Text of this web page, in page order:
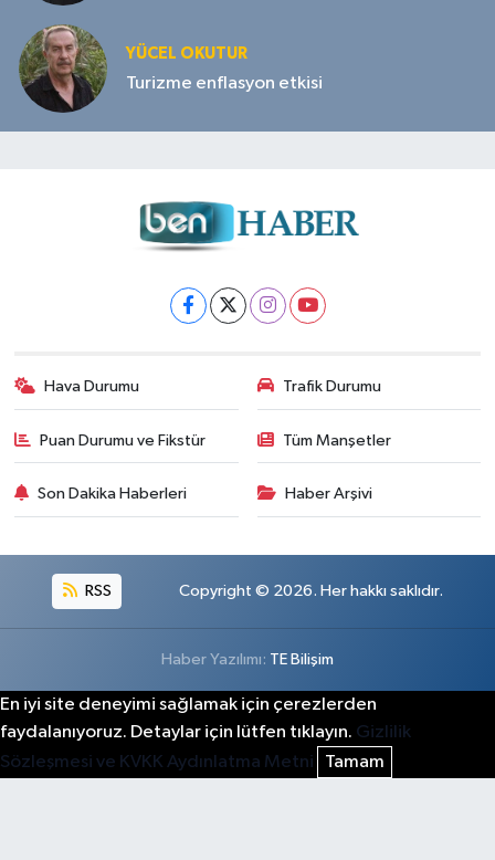
YÜCEL OKUTUR
Turizme enflasyon etkisi
Hava Durumu Trafik Durumu
Puan Durumu ve Fikstür Tüm Manşetler
Son Dakika Haberleri Haber Arşivi
RSS Copyright © 2026. Her hakkı saklıdır.
Haber Yazılımı: TE Bilişim
En iyi site deneyimi sağlamak için çerezlerden
faydalanıyoruz. Detaylar için lütfen tıklayın. Gizlilik
Sözleşmesi ve KVKK Aydınlatma Metni
Tamam